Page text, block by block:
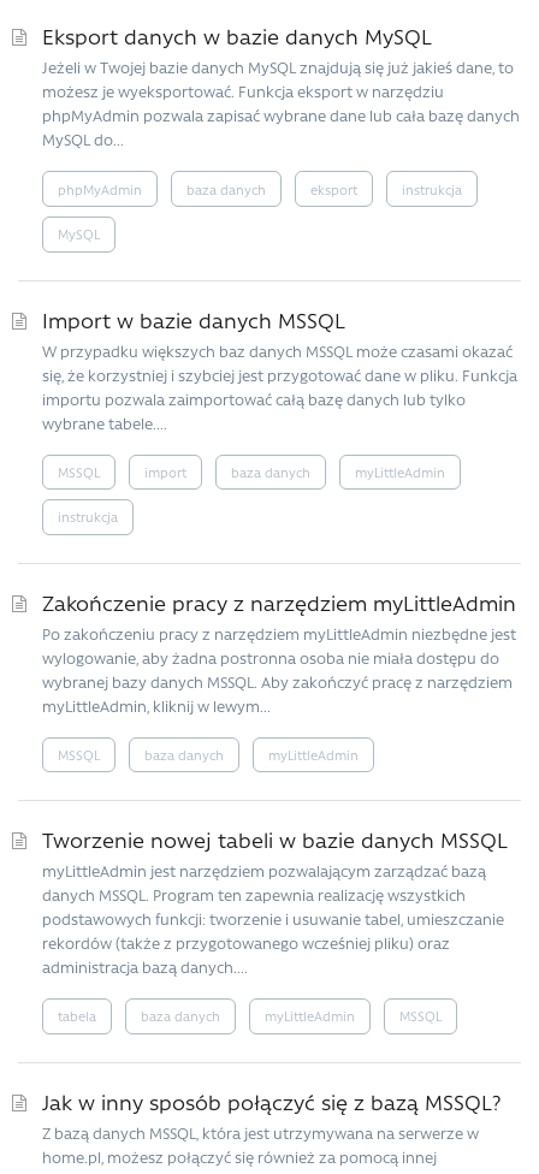
Eksport danych w bazie danych MySQL
Jeżeli w Twojej bazie danych MySQL znajdują się już jakieś dane, to
możesz je wyeksportować. Funkcja eksport w narzędziu
phpMyAdmin pozwala zapisać wybrane dane lub cała bazę danych
MySQL do...
phpMyAdmin baza danych eksport instrukcja
MySQL
Import w bazie danych MSSQL
W przypadku większych baz danych MSSQL może czasami okazać
się, że korzystniej i szybciej jest przygotować dane w pliku. Funkcja
importu pozwala zaimportować całą bazę danych lub tylko
wybrane tabele....
MSSQL import baza danych myLittleAdmin
instrukcja
Zakończenie pracy z narzędziem myLittleAdmin
Po zakończeniu pracy z narzędziem myLittleAdmin niezbędne jest
wylogowanie, aby żadna postronna osoba nie miała dostępu do
wybranej bazy danych MSSQL. Aby zakończyć pracę z narzędziem
myLittleAdmin, kliknij w lewym...
MSSQL baza danych myLittleAdmin
Tworzenie nowej tabeli w bazie danych MSSQL
myLittleAdmin jest narzędziem pozwalającym zarządzać bazą
danych MSSQL. Program ten zapewnia realizację wszystkich
podstawowych funkcji: tworzenie i usuwanie tabel, umieszczanie
rekordów (także z przygotowanego wcześniej pliku) oraz
administracja bazą danych....
tabela baza danych myLittleAdmin MSSQL
Jak w inny sposób połączyć się z bazą MSSQL?
Z bazą danych MSSQL, która jest utrzymywana na serwerze w
home.pl, możesz połączyć się również za pomocą innej